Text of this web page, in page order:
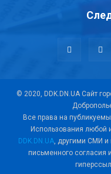
© 2020, DDK.DN.UA Сайт
Все права на
Использования любой
DDK.DN.UA, другими СМИ и
письменного согласия